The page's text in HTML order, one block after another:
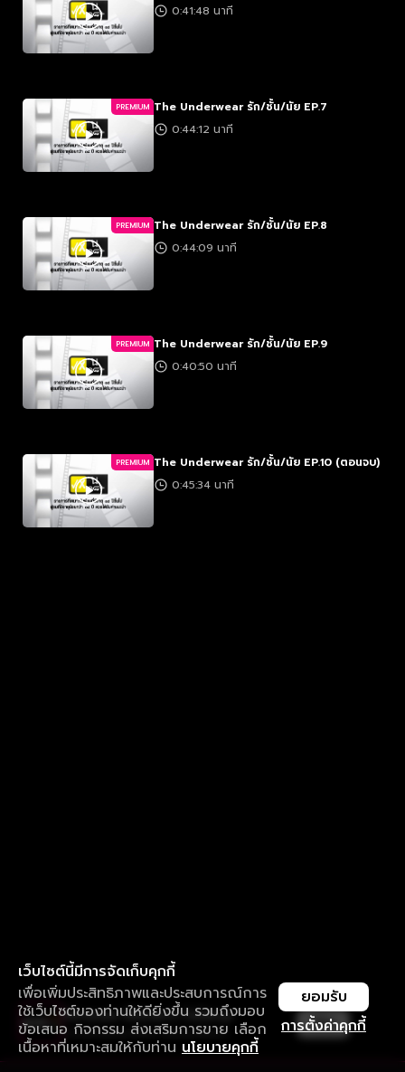
0:41:48 นาที
PREMIUM The Underwear รัก/ชั้น/นัย EP.7
0:44:12 นาที
PREMIUM The Underwear รัก/ชั้น/นัย EP.8
0:44:09 นาที
PREMIUM The Underwear รัก/ชั้น/นัย EP.9
0:40:50 นาที
PREMIUM The Underwear รัก/ชั้น/นัย EP.10 (ตอนจบ)
0:45:34 นาที
เว็บไซต์นี้มีการจัดเก็บคุกกี้
เพื่อเพิ่มประสิทธิภาพและประสบการณ์การ
ใช้เว็บไซต์ของท่านให้ดียิ่งขึ้น รวมถึงมอบ
ข้อเสนอ กิจกรรม ส่งเสริมการขาย เลือก
เนื้อหาที่เหมาะสมให้กับท่าน นโยบายคุกกี้
การตั้งค่าคุกกี้
ยอมรับ
ใช้งานแอป ลื่นไหลกว่า ไม่มีสะดุด
ดาวน์โหลดแอปเพื่อการรับชมที่ดีกว่า เปิด